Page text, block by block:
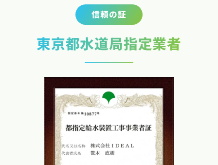
信頼の証
東京都水道局指定業者